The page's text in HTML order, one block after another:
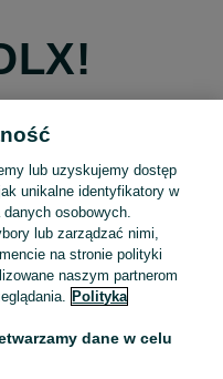
Facebooka
konto Apple
konto Google
lub uzyskujemy dostęp
unikalne identyfikatory w
osobowych.
lub zarządzać nimi,
na stronie polityki
naszym partnerom
Polityka
dane w celu